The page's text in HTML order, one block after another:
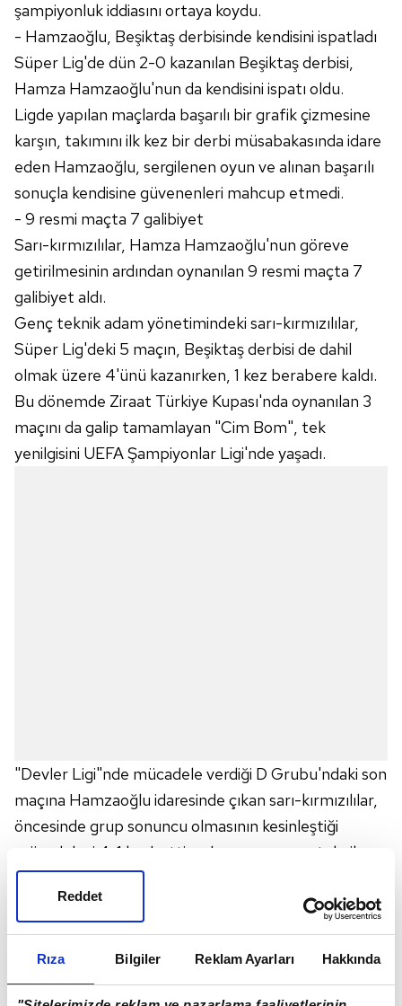
Rıza Bilgiler Reklam Ayarları Hakkında
Reddet
şampiyonluk iddiasını ortaya koydu.
- Hamzaoğlu, Beşiktaş derbisinde kendisini ispatladı
Süper Lig'de dün 2-0 kazanılan Beşiktaş derbisi,
Hamza Hamzaoğlu'nun da kendisini ispatı oldu.
Ligde yapılan maçlarda başarılı bir grafik çizmesine
karşın, takımını ilk kez bir derbi müsabakasında idare
eden Hamzaoğlu, sergilenen oyun ve alınan başarılı
sonuçla kendisine güvenenleri mahcup etmedi.
- 9 resmi maçta 7 galibiyet
Sarı-kırmızılılar, Hamza Hamzaoğlu'nun göreve
getirilmesinin ardından oynanılan 9 resmi maçta 7
galibiyet aldı.
Genç teknik adam yönetimindeki sarı-kırmızılılar,
Süper Lig'deki 5 maçın, Beşiktaş derbisi de dahil
olmak üzere 4'ünü kazanırken, 1 kez berabere kaldı.
Bu dönemde Ziraat Türkiye Kupası'nda oynanılan 3
maçını da galip tamamlayan "Cim Bom", tek
yenilgisini UEFA Şampiyonlar Ligi'nde yaşadı.
"Devler Ligi"nde mücadele verdiği D Grubu'ndaki son
maçına Hamzaoğlu idaresinde çıkan sarı-kırmızılılar,
öncesinde grup sonuncu olmasının kesinleştiği
mücadeleyi 4-1 kaybetti ve bu sonuç genç teknik
adam yönetimindeki tek yenilgi oldu.
- Gol ortalaması 3,4
Galatasaray takımı, Hamzaoğlu döneminde oynadığı
maçlarda 3,4 gibi oldukça yüksek bir gol ortalaması
yakaladı.